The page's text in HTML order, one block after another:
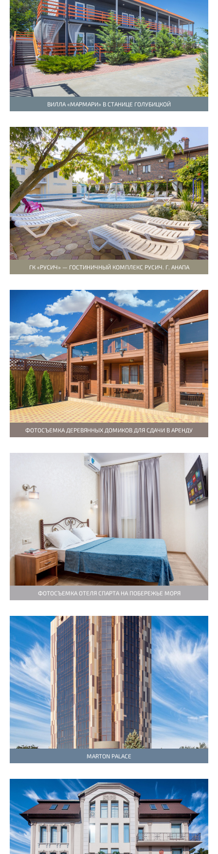
ВИЛЛА «МАРМАРИ» В СТАНИЦЕ ГОЛУБИЦКОЙ
ГК «РУСИЧ» — ГОСТИНИЧНЫЙ КОМПЛЕКС РУСИЧ. Г. АНАПА
ФОТОСЪЕМКА ДЕРЕВЯННЫХ ДОМИКОВ ДЛЯ СДАЧИ В АРЕНДУ
ФОТОСЪЕМКА ОТЕЛЯ СПАРТА НА ПОБЕРЕЖЬЕ МОРЯ
MARTON PALACE